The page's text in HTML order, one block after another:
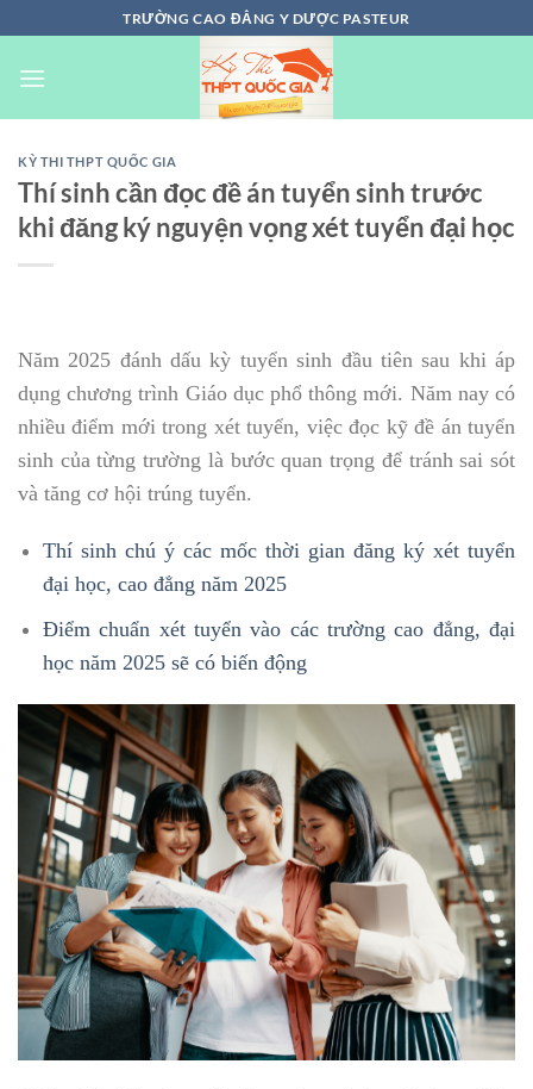
đến
nội
TRƯỜNG CAO ĐẲNG Y DƯỢC PASTEUR
KỲ THI THPT QUỐC GIA
Thí sinh cần đọc đề án tuyển sinh trước
khi đăng ký nguyện vọng xét tuyển đại học
Năm 2025 đánh dấu kỳ tuyển sinh đầu tiên sau khi áp
dụng chương trình Giáo dục phổ thông mới. Năm nay có
nhiều điểm mới trong xét tuyển, việc đọc kỹ đề án tuyển
sinh của từng trường là bước quan trọng để tránh sai sót
và tăng cơ hội trúng tuyển.
Thí sinh chú ý các mốc thời gian đăng ký xét tuyển
đại học, cao đẳng năm 2025
Điểm chuẩn xét tuyển vào các trường cao đẳng, đại
học năm 2025 sẽ có biến động